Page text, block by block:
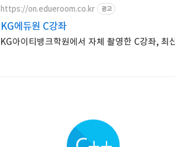
https://on.edueroom.co.kr 광고
KG에듀원 C강좌
KG아이티뱅크학원에서 자체 촬영한 C강좌, 최